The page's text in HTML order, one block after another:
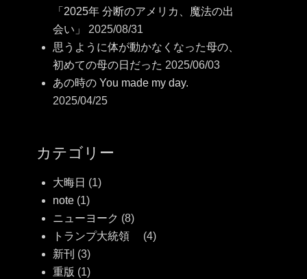
「2025年 分断のアメリカ、魔法の出
会い」
2025/08/31
思うように体が動かなくなった母の、
初めての母の日だった 2025/06/03
あの時の You made my day.
2025/04/25
カテゴリー
大晦日 (1)
note (1)
ニューヨーク (8)
トランプ大統領
(4)
新刊 (3)
重版 (1)